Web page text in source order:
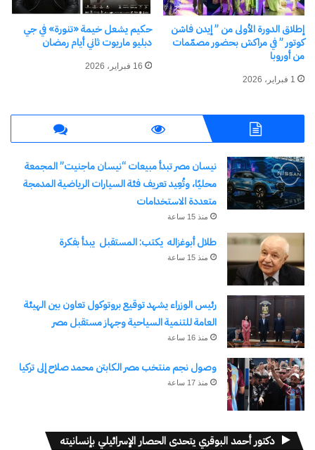
متي بشاي: مبادرة “مصنعك
دايما شغال” تحارب البطالة
وتزيد معدل الناتج المحلي
الإجمالي
7 أغسطس، 2024
في "الأخبار News"
اكتشاف المزيد من
اشترك للحصول على أحدث التدوينات المرسلة إلى بريدك
الإلكتروني.
اشتراك
إطلاق الدورة الأولى من ” إيدن فاشن
كوتور ” في مراكش بحضور مصمّمات
من أوروبا
1 فبراير، 2026
حكيم يشعل خيمة «تنورة» في جي
دبليو ماريوت ثاني أيام رمضان
16 فبراير، 2026
نيسان مصر تبدأ مبيعات “نيسان ماجنيت” المجمعة
محليًا، وتُعِيد تعريف فئة السيارات الرياضية المدمجة
متعددة الاستخدامات
منذ 15 ساعة
طلال أبوغزاله يكتب: المستقبل يبدأ بفكرة
منذ 15 ساعة
رئيس الوزراء يشهد توقيع بروتوكول تعاون بين الهيئة
العامة للتنمية السياحية وجهاز مستقبل مصر
منذ 16 ساعة
وصول نجم منتخب مصر الكابتن محمد صلاح إلى تركيا
منذ 17 ساعة
دكتور أحمد البوقري يتحدى الحصار الإسرائيلي بإنسانيته